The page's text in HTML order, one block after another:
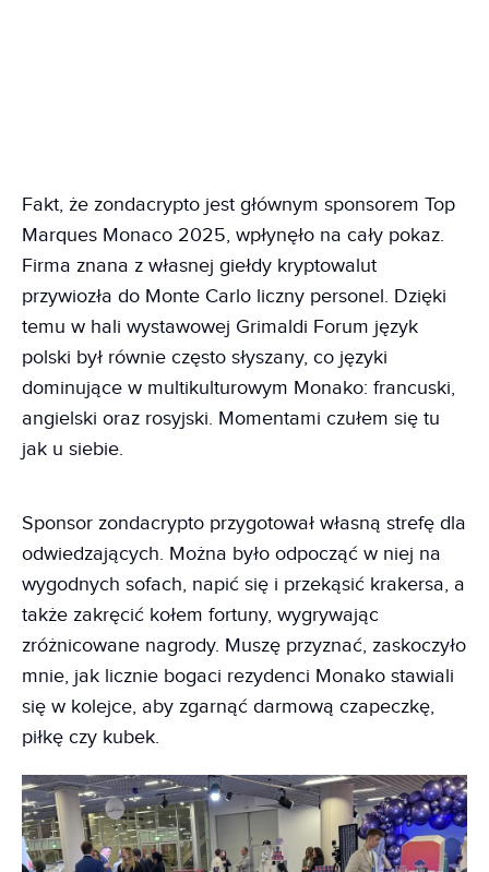
Fakt, że zondacrypto jest głównym sponsorem Top
Marques Monaco 2025, wpłynęło na cały pokaz.
Firma znana z własnej giełdy kryptowalut
przywiozła do Monte Carlo liczny personel. Dzięki
temu w hali wystawowej Grimaldi Forum język
polski był równie często słyszany, co języki
dominujące w multikulturowym Monako: francuski,
angielski oraz rosyjski. Momentami czułem się tu
jak u siebie.
Sponsor zondacrypto przygotował własną strefę dla
odwiedzających. Można było odpocząć w niej na
wygodnych sofach, napić się i przekąsić krakersa, a
także zakręcić kołem fortuny, wygrywając
zróżnicowane nagrody. Muszę przyznać, zaskoczyło
mnie, jak licznie bogaci rezydenci Monako stawiali
się w kolejce, aby zgarnąć darmową czapeczkę,
piłkę czy kubek.